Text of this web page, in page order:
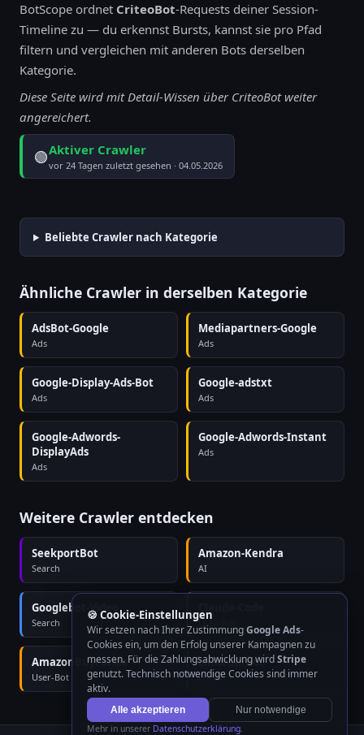
BotScope ordnet CriteoBot-Requests deiner Session-
Timeline zu — du erkennst Bursts, kannst sie pro Pfad
filtern und vergleichen mit anderen Bots derselben
Kategorie.
Diese Seite wird mit Detail-Wissen über CriteoBot weiter
angereichert.
🟢Aktiver Crawler
vor 24 Tagen zuletzt gesehen · 04.05.2026
Beliebte Crawler nach Kategorie
Ähnliche Crawler in derselben Kategorie
AdsBot-Google
Ads
Mediapartners-Google
Ads
Google-Display-Ads-Bot
Ads
Google-adstxt
Ads
Google-Adwords-
DisplayAds
Ads
Google-Adwords-Instant
Ads
Weitere Crawler entdecken
SeekportBot
Search
Amazon-Kendra
AI
Googlebot-Video
Search User-Bot
AmazonBuyForMe
User-Bot
LinkedInBot
Social
🍪 Cookie-Einstellungen
Wir setzen nach Ihrer ZustimmungGoogle Ads-
Cookies ein, um den Erfolg unserer Kampagnen zu
messen. Für die Zahlungsabwicklung wirdStripe
genutzt. Technisch notwendige Cookies sind immer
aktiv.
Alle akzeptieren
Nur notwendige
Mehr in unserer Datenschutzerklärung.